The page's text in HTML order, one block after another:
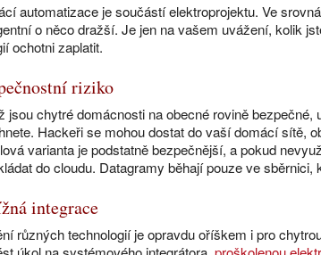
automatizace je součástí elektroprojektu. Ve
o něco dražší. Je jen na vašem uvážení, kolik
ochotni zaplatit.
riziko
jsou chytré domácnosti na obecné rovině
Hackeři se mohou dostat do vaší domácí sítě,
varianta je podstatně bezpečnější, a pokud
do cloudu. Datagramy běhají pouze ve
integrace
různých technologií je opravdu oříškem i pro